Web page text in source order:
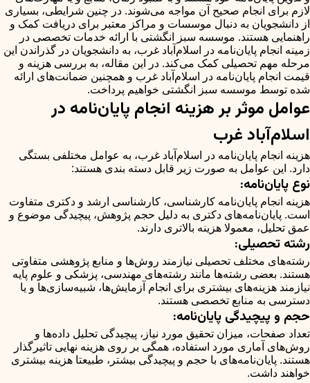
لازم برای انجام صحیح آن مواجه می‌شوند. در چنین شرایطی، بسیاری
از دانشجویان به دنبال موسسات و مراکز معتبر برای دریافت کمک و
راهنمایی هستند. موسسه سبز انگشتی با ارائه خدمات تخصصی در
زمینه انجام پایان‌نامه در اسلام‌آباد غرب، به دانشجویان در گذراندن این
مرحله مهم تحصیلی کمک می‌کند. در این مقاله، به بررسی هزینه و
قیمت انجام پایان‌نامه در اسلام‌آباد غرب و همچنین ضمانت‌های ارائه
شده توسط موسسه سبز انگشتی خواهیم پرداخت.
عوامل موثر بر هزینه انجام پایان‌نامه در
اسلام‌آباد غرب
هزینه انجام پایان‌نامه در اسلام‌آباد غرب، به عوامل مختلفی بستگی
دارد. این عوامل به صورت زیر قابل دسته بندی هستند:
نوع پایان‌نامه:
هزینه انجام پایان‌نامه کارشناسی، کارشناسی ارشد و دکتری متفاوت
است. پایان‌نامه‌های دکتری به دلیل حجم پژوهش، پیچیدگی موضوع و
عمق تحلیل، معمولا هزینه بالاتری دارند.
رشته تحصیلی:
رشته‌های مختلف تحصیلی نیازمند روش‌ها و منابع پژوهشی متفاوتی
هستند. بعضی رشته‌ها مانند رشته‌های مهندسی، پزشکی و علوم پایه
نیازمند هزینه‌های بیشتری برای انجام آزمایش‌ها، شبیه‌سازی‌ها و یا
دسترسی به منابع تخصصی هستند.
حجم و پیچیدگی پایان‌نامه:
تعداد صفحات، میزان تحقیق مورد نیاز، پیچیدگی تحلیل داده‌ها و
روش‌های آماری مورد استفاده، همگی بر روی هزینه نهایی تاثیرگذار
هستند. پایان‌نامه‌های با حجم و پیچیدگی بیشتر، طبیعتا هزینه بیشتری
خواهند داشت.